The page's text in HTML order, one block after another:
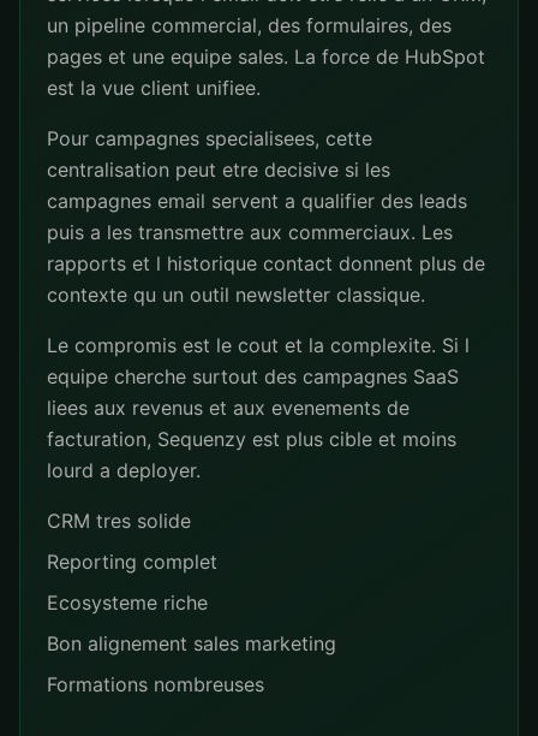
un pipeline commercial, des formulaires, des
pages et une equipe sales. La force de HubSpot
est la vue client unifiee.
Pour campagnes specialisees, cette
centralisation peut etre decisive si les
campagnes email servent a qualifier des leads
puis a les transmettre aux commerciaux. Les
rapports et l historique contact donnent plus de
contexte qu un outil newsletter classique.
Le compromis est le cout et la complexite. Si l
equipe cherche surtout des campagnes SaaS
liees aux revenus et aux evenements de
facturation, Sequenzy est plus cible et moins
lourd a deployer.
CRM tres solide
Reporting complet
Ecosysteme riche
Bon alignement sales marketing
Formations nombreuses